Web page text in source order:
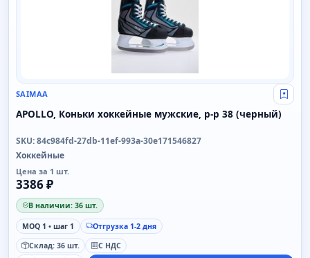
SAIMAA Свой
APOLLO, Коньки хоккейные мужские, р-р 38 (черный)
SKU: 84c984fd-27db-11ef-993a-30e171546827
Хоккейные
Цена за 1 шт.
3386 ₽
В наличии: 36 шт.
MOQ 1 • шаг 1
Отгрузка 1-2 дня
Склад: 36 шт.
С НДС